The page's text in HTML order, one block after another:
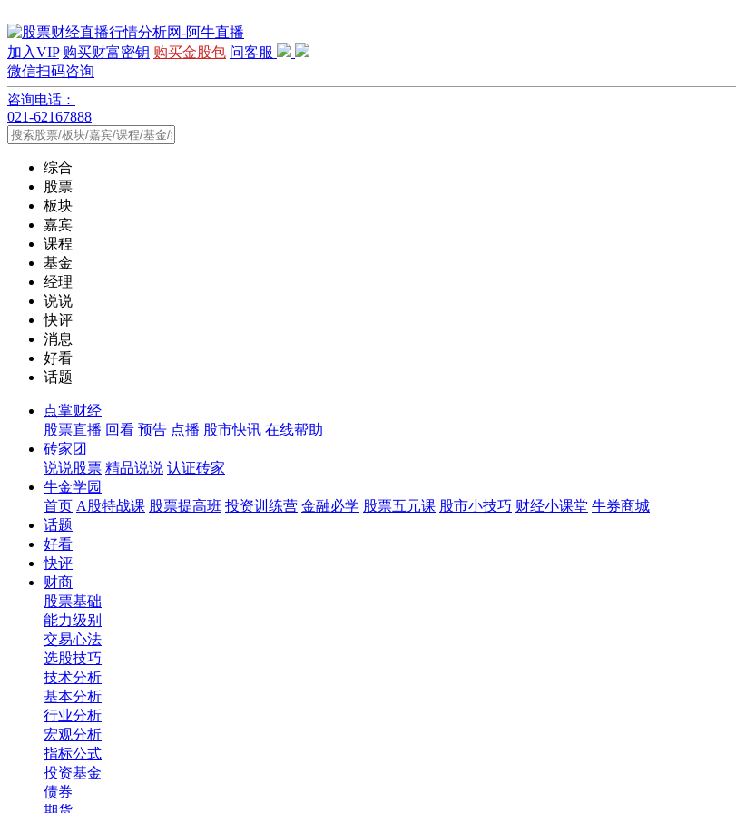
加入VIP 购买财富密钥 购买金股包 问客服
微信扫码咨询
咨询电话：
021-62167888
综合
股票
板块
嘉宾
课程
基金
经理
说说
快评
消息
好看
话题
点掌财经
股票直播 回看 预告 点播 股市快讯 在线帮助
砖家团
说说股票 精品说说 认证砖家
牛金学园
首页 A股特战课 股票提高班 投资训练营 金融必学 股票五元课 股市小技巧 财经小课堂 牛券商城
话题
好看
快评
财商
股票基础
能力级别
交易心法
选股技巧
技术分析
基本分析
行业分析
宏观分析
指标公式
投资基金
债券